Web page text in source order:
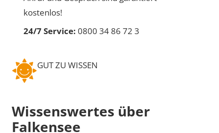
kostenlos!
24/7 Service: 0800 34 86 72 3
GUT ZU WISSEN
Wissenswertes über
Falkensee